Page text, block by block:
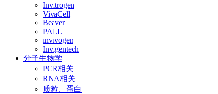
Invitrogen
VivaCell
Beaver
PALL
invivogen
Invigentech
分子生物学
PCR相关
RNA相关
质粒、蛋白